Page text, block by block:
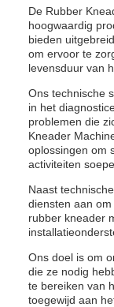
De Rubber
hoogwaardig
bieden
om ervoor te
levensduur van
Ons technische
in het
problemen die
Kneader
oplossingen om
activiteiten
Naast
diensten aan
rubber kneader
Ons doel is om
die ze nodig
te bereiken van
toegewijd aan